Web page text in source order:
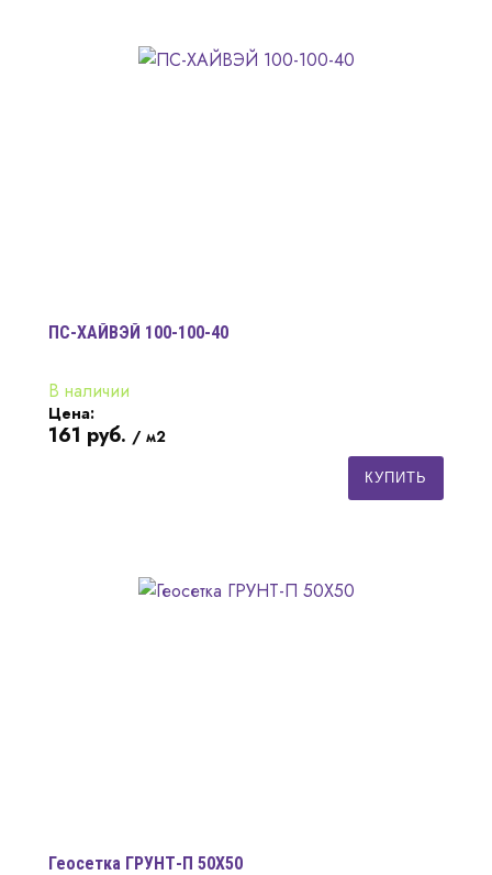
ПС-ХАЙВЭЙ 100-100-40
В наличии
Цена:
161 руб. / м2
КУПИТЬ
Геосетка ГРУНТ-П 50Х50